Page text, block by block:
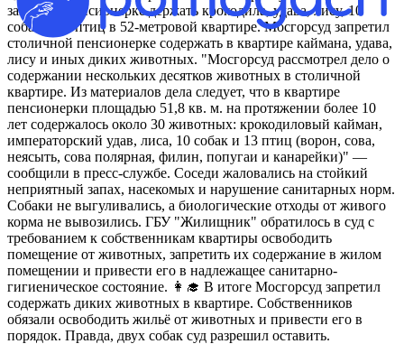
запретил пенсионерке держать крокодила, удава, лису, 10
собак и 13 птиц в 52-метровой квартире. Мосгорсуд запретил
столичной пенсионерке содержать в квартире каймана, удава,
лису и иных диких животных. "Мосгорсуд рассмотрел дело о
содержании нескольких десятков животных в столичной
квартире. Из материалов дела следует, что в квартире
пенсионерки площадью 51,8 кв. м. на протяжении более 10
лет содержалось около 30 животных: крокодиловый кайман,
императорский удав, лиса, 10 собак и 13 птиц (ворон, сова,
неясыть, сова полярная, филин, попугаи и канарейки)" —
сообщили в пресс-службе. Соседи жаловались на стойкий
неприятный запах, насекомых и нарушение санитарных норм.
Собаки не выгуливались, а биологические отходы от живого
корма не вывозились. ГБУ "Жилищник" обратилось в суд с
требованием к собственникам квартиры освободить
помещение от животных, запретить их содержание в жилом
помещении и привести его в надлежащее санитарно-
гигиеническое состояние. 👩‍🎓 В итоге Мосгорсуд запретил
содержать диких животных в квартире. Собственников
обязали освободить жильё от животных и привести его в
порядок. Правда, двух собак суд разрешил оставить.